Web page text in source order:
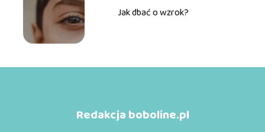
Jak dbać o wzrok?
Redakcja boboline.pl